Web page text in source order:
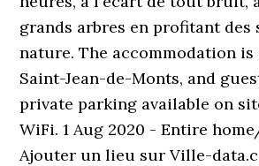
grands arbres en profitant des
nature. The accommodation is
Saint-Jean-de-Monts, and
private parking available on
WiFi. 1 Aug 2020 - Entire
Ajouter un lieu sur Ville-